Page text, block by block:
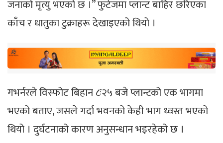
जनाको मृत्यु भएको छ ।” फुटेजमा प्लान्ट बाहिर छरिएका
काँच र धातुका टुक्राहरू देखाइएको थियो ।
गभर्नरले विस्फोट बिहान ८ः२५ बजे प्लान्टको एक भागमा
भएको बताए, जसले गर्दा भवनको केही भाग ध्वस्त भएको
थियो । दुर्घटनाको कारण अनुसन्धान भइरहेको छ ।